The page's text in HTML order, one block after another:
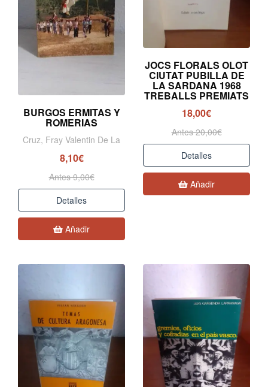
BURGOS ERMITAS Y
ROMERIAS
Cruz, Fray Valentin De La
8,10€
Antes 9,00€
Detalles
Añadir
JOCS FLORALS OLOT
CIUTAT PUBILLA DE
LA SARDANA 1968
TREBALLS PREMIATS
18,00€
Antes 20,00€
Detalles
Añadir